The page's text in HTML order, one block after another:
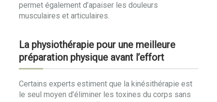
permet également d’apaiser les douleurs
musculaires et articulaires.
La physiothérapie pour une meilleure
préparation physique avant l’effort
Certains experts estiment que la kinésithérapie est
le seul moyen d’éliminer les toxines du corps sans